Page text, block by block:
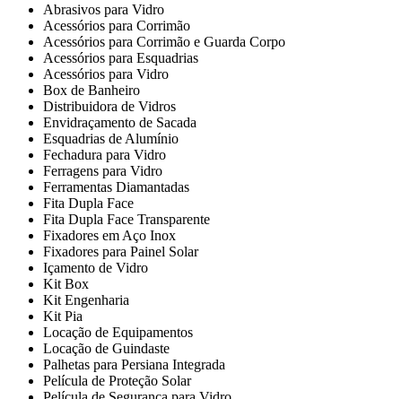
Abrasivos para Vidro
Acessórios para Corrimão
Acessórios para Corrimão e Guarda Corpo
Acessórios para Esquadrias
Acessórios para Vidro
Box de Banheiro
Distribuidora de Vidros
Envidraçamento de Sacada
Esquadrias de Alumínio
Fechadura para Vidro
Ferragens para Vidro
Ferramentas Diamantadas
Fita Dupla Face
Fita Dupla Face Transparente
Fixadores em Aço Inox
Fixadores para Painel Solar
Içamento de Vidro
Kit Box
Kit Engenharia
Kit Pia
Locação de Equipamentos
Locação de Guindaste
Palhetas para Persiana Integrada
Película de Proteção Solar